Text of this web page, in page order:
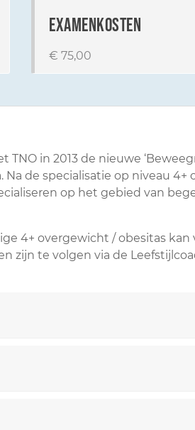
examenkosten
€ 75,00
in 2013 de nieuwe
de specialisatie op niveau 4+
op het gebied van
4+ overgewicht / obesitas kan
zijn te volgen via de